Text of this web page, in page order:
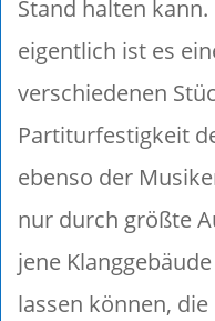
Stand halten
eigentlich ist es
verschiedenen
Partiturfestigkeit
ebenso der
nur durch größte
jene
lassen können,